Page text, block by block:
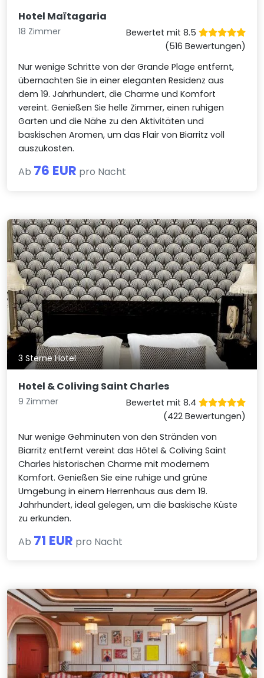
Hotel Maïtagaria
18 Zimmer
Bewertet mit 8.5
(516 Bewertungen)
Nur wenige Schritte von der Grande Plage entfernt,
übernachten Sie in einer eleganten Residenz aus
dem 19. Jahrhundert, die Charme und Komfort
vereint. Genießen Sie helle Zimmer, einen ruhigen
Garten und die Nähe zu den Aktivitäten und
baskischen Aromen, um das Flair von Biarritz voll
auszukosten.
Ab 76 EUR pro Nacht
3 Sterne Hotel
Hotel & Coliving Saint Charles
9 Zimmer
Bewertet mit 8.4
(422 Bewertungen)
Nur wenige Gehminuten von den Stränden von
Biarritz entfernt vereint das Hôtel & Coliving Saint
Charles historischen Charme mit modernem
Komfort. Genießen Sie eine ruhige und grüne
Umgebung in einem Herrenhaus aus dem 19.
Jahrhundert, ideal gelegen, um die baskische Küste
zu erkunden.
Ab 71 EUR pro Nacht